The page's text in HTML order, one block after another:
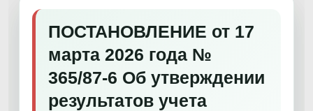
ПОСТАНОВЛЕНИЕ от 17
марта 2026 года №
365/87-6 Об утверждении
результатов учета